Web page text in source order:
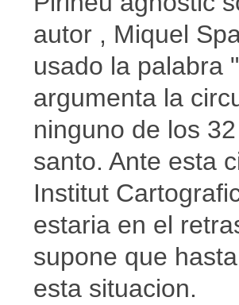
autor , Miquel
usado la palabra
argumenta la
ninguno de los
santo. Ante esta
Institut
estaria en el
supone que
esta situacion.